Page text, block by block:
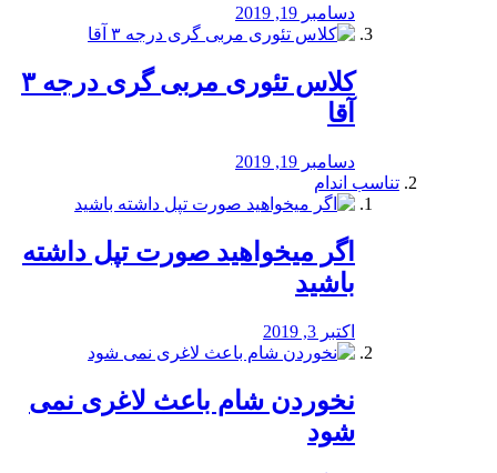
دسامبر 19, 2019
کلاس تئوری مربی گری درجه ۳
آقا
دسامبر 19, 2019
تناسب اندام
اگر میخواهید صورت تپل داشته
باشید
اکتبر 3, 2019
نخوردن شام باعث لاغری نمی
‌شود